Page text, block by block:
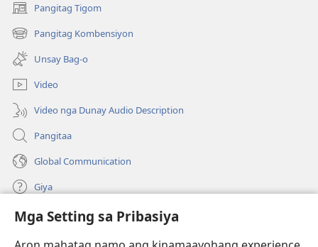
Mga Setting sa Pribasiya
Pangitag Tigom
(mo-
open
ug
bag-
ong
window)
Pangitag Kombensiyon
(mo-
open
ug
bag-
ong
window)
Unsay Bag-o
Video
Video nga Dunay Audio Description
Pangitaa
Global Communication
Giya
Donasyon
(mo-
open